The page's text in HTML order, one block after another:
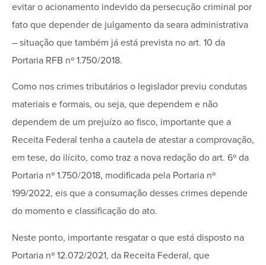
evitar o acionamento indevido da persecução criminal por
fato que depender de julgamento da seara administrativa
– situação que também já está prevista no art. 10 da
Portaria RFB nº 1.750/2018.
Como nos crimes tributários o legislador previu condutas
materiais e formais, ou seja, que dependem e não
dependem de um prejuízo ao fisco, importante que a
Receita Federal tenha a cautela de atestar a comprovação,
em tese, do ilícito, como traz a nova redação do art. 6º da
Portaria nº 1.750/2018, modificada pela Portaria nº
199/2022, eis que a consumação desses crimes depende
do momento e classificação do ato.
Neste ponto, importante resgatar o que está disposto na
Portaria nº 12.072/2021, da Receita Federal, que